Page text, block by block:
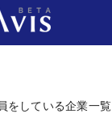
をしている企業一覧